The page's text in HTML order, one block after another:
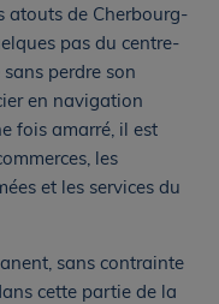
atouts de Cherbourg-
pas du centre-
perdre son
en navigation
fois amarré, il est
les
et les services du
sans contrainte
cette partie de la